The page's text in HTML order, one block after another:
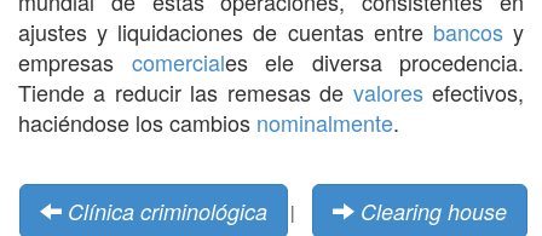
ajustes y liquidaciones de cuentas entre bancosy
empresas comerciales ele diversa procedencia.
Tiende a reducir las remesas de valoresefectivos,
haciéndose los cambios nominalmente.
Clínica criminológica | Clearing house